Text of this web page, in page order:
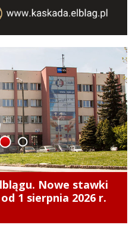
Nowe stawki
1 sierpnia 2026 r.
3 4